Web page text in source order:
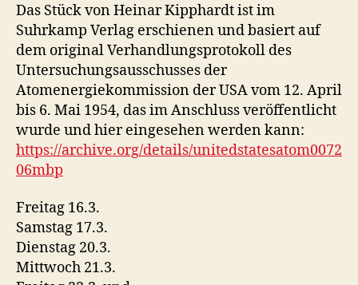
Das Stück von Heinar Kipphardt ist im
Suhrkamp Verlag erschienen und basiert auf
dem original Verhandlungsprotokoll des
Untersuchungsausschusses der
Atomenergiekommission der USA vom 12. April
bis 6. Mai 1954, das im Anschluss veröffentlicht
wurde und hier eingesehen werden kann:
https://archive.org/details/unitedstatesatom0072
06mbp
Freitag 16.3.
Samstag 17.3.
Dienstag 20.3.
Mittwoch 21.3.